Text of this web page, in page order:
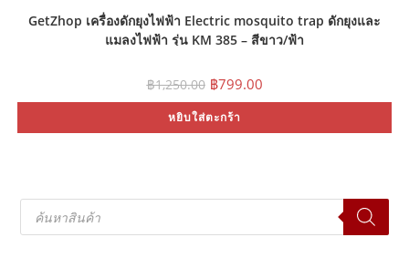
GetZhop เครื่องดักยุงไฟฟ้า Electric mosquito trap ดักยุงและ
แมลงไฟฟ้า รุ่น KM 385 – สีขาว/ฟ้า
฿1,250.00 Original
price
was:
฿1,250.00.
฿799.00Current
price
is:
หยิบใส่ตะกร้า
Products
search